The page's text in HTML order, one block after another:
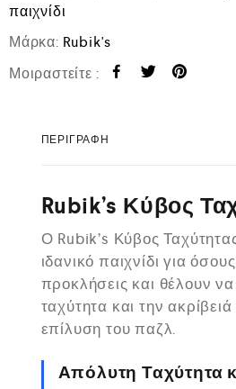
παιχνίδι
Μάρκα: Rubik's
Μοιραστείτε :
ΠΕΡΙΓΡΑΦΉ
Rubik’s Κύβος
Ο Rubik’s Κύβος
ιδανικό παιχνίδι για
προκλήσεις και θέλουν
ταχύτητα και την
επίλυση του παζλ.
Απόλυτη Ταχύτητα